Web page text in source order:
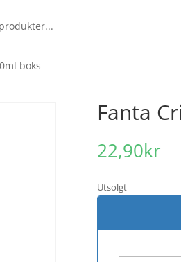
boks
Fanta
22,90kr
Utsolgt